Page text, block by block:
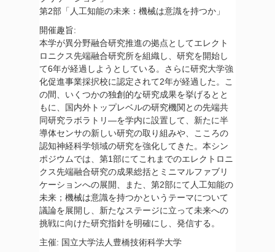
第2部「人工知能の未来：機械は意識を持つか」
開催趣旨:
本学が異分野融合研究推進の拠点としてエレクト
ロニクス先端融合研究所を組織し、研究を開始し
て6年が経過しようとしている。さらに研究大学強
化促進事業採択校に認定されて2年が経過した。こ
の間、いくつかの独創的な研究成果を挙げるとと
もに、国内外トップレベルの研究機関との先端共
同研究ラボラトリ―を学内に設置して、新たに半
導体センサの新しい研究の取り組みや、こころの
認知神経科学領域の研究を強化してきた。本シン
ポジウムでは、第1部にてこれまでのエレクトロニ
クス先端融合研究の成果総括とミニマルファブリ
ケーションへの展開、また、第2部にて人工知能の
未来；機械は意識を持つかというテーマについて
議論を展開し、新たなステージに立って未来への
挑戦に向けた研究指針を明確にし、発信する。
主催: 国立大学法人豊橋技術科学大学